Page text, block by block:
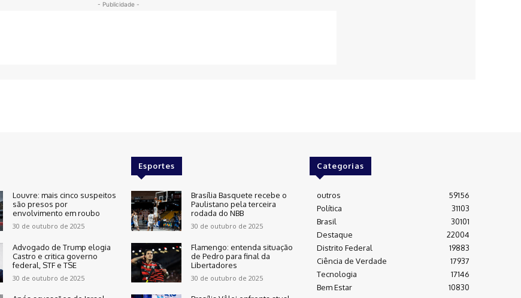
- Publicidade -
Louvre: mais cinco suspeitos
são presos por
envolvimento em roubo
30 de outubro de 2025
Advogado de Trump elogia
Castro e critica governo
federal, STF e TSE
30 de outubro de 2025
Esportes
Brasília Basquete recebe o
Paulistano pela terceira
rodada do NBB
30 de outubro de 2025
Flamengo: entenda situação
de Pedro para final da
Libertadores
30 de outubro de 2025
Categorias
outros
59156
Política
31103
Brasil
30101
Destaque
22004
Distrito Federal
19883
Ciência de Verdade
17937
Tecnologia
17146
Bem Estar
10830